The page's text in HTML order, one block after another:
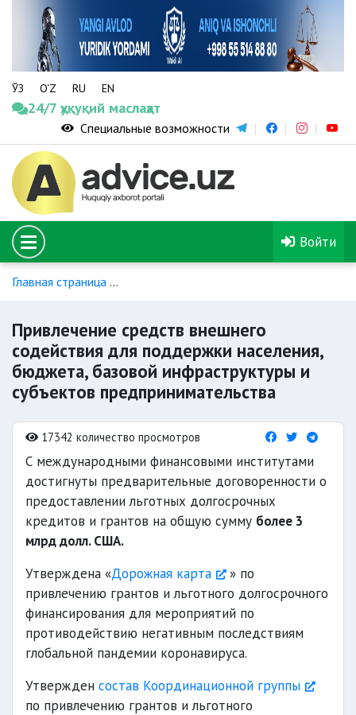
ЎЗ O‘Z RU EN
24/7 ҳуқуқий маслаҳат
Специальные возможности
Войти
Главная страница
Привлечение средств внешнего
содействия для поддержки населения,
бюджета, базовой инфраструктуры и
субъектов предпринимательства
17342 количество просмотров
С международными финансовыми институтами
достигнуты предварительные договоренности о
предоставлении льготных долгосрочных
кредитов и грантов на общую сумму более 3
млрд долл. США.
Утверждена «Дорожная карта
» по
привлечению грантов и льготного долгосрочного
финансирования для мероприятий по
противодействию негативным последствиям
глобальной пандемии коронавируса.
Утвержден состав Координационной группы
по привлечению грантов и льготного